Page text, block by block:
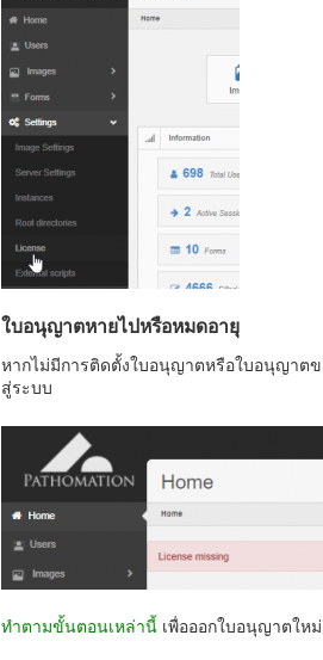
ใบอนุญาตหายไปหรือหมดอายุ
หากไม่มีการติดตั้งใบอนุญาตหรือใบอนุญาต
สู่ระบบ
ทำตามขั้นตอนเหล่านี้ เพื่อออกใบอนุญาตให